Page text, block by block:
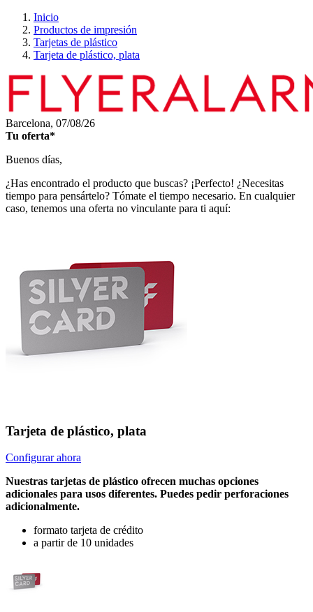
Inicio
Productos de impresión
Tarjetas de plástico
Tarjeta de plástico, plata
Barcelona, 07/08/26
Tu oferta*
Buenos días,
¿Has encontrado el producto que buscas? ¡Perfecto! ¿Necesitas
tiempo para pensártelo? Tómate el tiempo necesario. En cualquier
caso, tenemos una oferta no vinculante para ti aquí:
Tarjeta de plástico, plata
Configurar ahora
Nuestras tarjetas de plástico ofrecen muchas opciones
adicionales para usos diferentes. Puedes pedir perforaciones
adicionalmente.
formato tarjeta de crédito
a partir de 10 unidades